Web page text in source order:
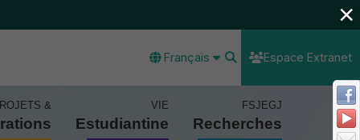
Français Espace Extranet
& VIE
Estudiantine
FSJEGJ
Recherches
×